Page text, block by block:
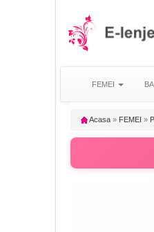
FEMEI
Acasa » FEMEI »